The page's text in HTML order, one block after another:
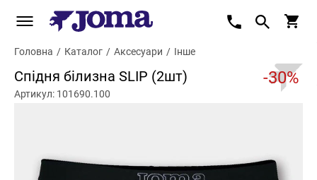
Головна / Каталог / Аксесуари / Інше
Спідня білизна SLIP (2шт) -30%
Артикул: 101690.100